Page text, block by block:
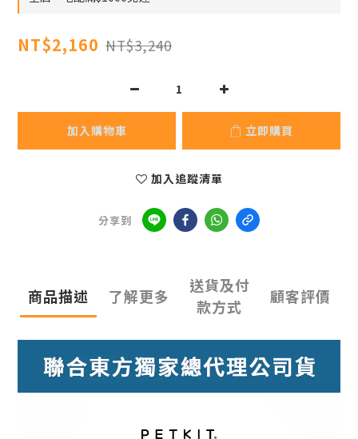
NT$2,160 NT$3,240
加入購物車 立即購買
加入追蹤清單
分享到
商品描述 了解更多
送貨及付
款方式
顧客評價